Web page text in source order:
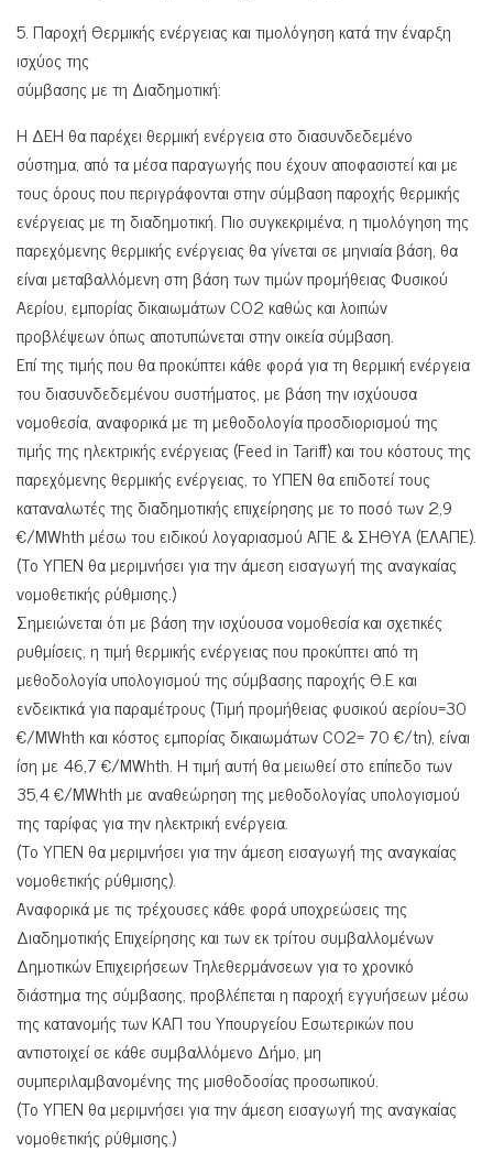
5. Παροχή Θερμικής ενέργειας και τιμολόγηση κατά την έναρξη
ισχύος της
σύμβασης με τη Διαδημοτική:
Η ΔΕΗ θα παρέχει θερμική ενέργεια στο διασυνδεδεμένο
σύστημα, από τα μέσα παραγωγής που έχουν αποφασιστεί και με
τους όρους που περιγράφονται στην σύμβαση παροχής θερμικής
ενέργειας με τη διαδημοτική. Πιο συγκεκριμένα, η τιμολόγηση της
παρεχόμενης θερμικής ενέργειας θα γίνεται σε μηνιαία βάση, θα
είναι μεταβαλλόμενη στη βάση των τιμών προμήθειας Φυσικού
Αερίου, εμπορίας δικαιωμάτων CO2 καθώς και λοιπών
προβλέψεων όπως αποτυπώνεται στην οικεία σύμβαση.
Επί της τιμής που θα προκύπτει κάθε φορά για τη θερμική ενέργεια
του διασυνδεδεμένου συστήματος, με βάση την ισχύουσα
νομοθεσία, αναφορικά με τη μεθοδολογία προσδιορισμού της
τιμής της ηλεκτρικής ενέργειας (Feed in Tariff) και του κόστους της
παρεχόμενης θερμικής ενέργειας, το ΥΠΕΝ θα επιδοτεί τους
καταναλωτές της διαδημοτικής επιχείρησης με το ποσό των 2,9
€/MWhth μέσω του ειδικού λογαριασμού ΑΠΕ & ΣΗΘΥΑ (ΕΛΑΠΕ).
(Το ΥΠΕΝ θα μεριμνήσει για την άμεση εισαγωγή της αναγκαίας
νομοθετικής ρύθμισης.)
Σημειώνεται ότι με βάση την ισχύουσα νομοθεσία και σχετικές
ρυθμίσεις, η τιμή θερμικής ενέργειας που προκύπτει από τη
μεθοδολογία υπολογισμού της σύμβασης παροχής Θ.Ε και
ενδεικτικά για παραμέτρους (Τιμή προμήθειας φυσικού αερίου=30
€/MWhth και κόστος εμπορίας δικαιωμάτων CO2= 70 €/tn), είναι
ίση με 46,7 €/MWhth. Η τιμή αυτή θα μειωθεί στο επίπεδο των
35,4 €/MWhth με αναθεώρηση της μεθοδολογίας υπολογισμού
της ταρίφας για την ηλεκτρική ενέργεια.
(Το ΥΠΕΝ θα μεριμνήσει για την άμεση εισαγωγή της αναγκαίας
νομοθετικής ρύθμισης).
Αναφορικά με τις τρέχουσες κάθε φορά υποχρεώσεις της
Διαδημοτικής Επιχείρησης και των εκ τρίτου συμβαλλομένων
Δημοτικών Επιχειρήσεων Τηλεθερμάνσεων για το χρονικό
διάστημα της σύμβασης, προβλέπεται η παροχή εγγυήσεων μέσω
της κατανομής των ΚΑΠ του Υπουργείου Εσωτερικών που
αντιστοιχεί σε κάθε συμβαλλόμενο Δήμο, μη
συμπεριλαμβανομένης της μισθοδοσίας προσωπικού.
(Το ΥΠΕΝ θα μεριμνήσει για την άμεση εισαγωγή της αναγκαίας
νομοθετικής ρύθμισης.)